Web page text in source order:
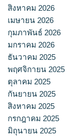
สิงหาคม 2026
เมษายน 2026
กุมภาพันธ์ 2026
มกราคม 2026
ธันวาคม 2025
พฤศจิกายน 2025
ตุลาคม 2025
กันยายน 2025
สิงหาคม 2025
กรกฎาคม 2025
มิถุนายน 2025